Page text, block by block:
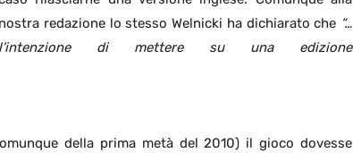
nostra redazione lo stesso Welnicki ha dichiarato che “…
l’intenzione di mettere su una edizione
della prima metà del 2010) il gioco dovesse